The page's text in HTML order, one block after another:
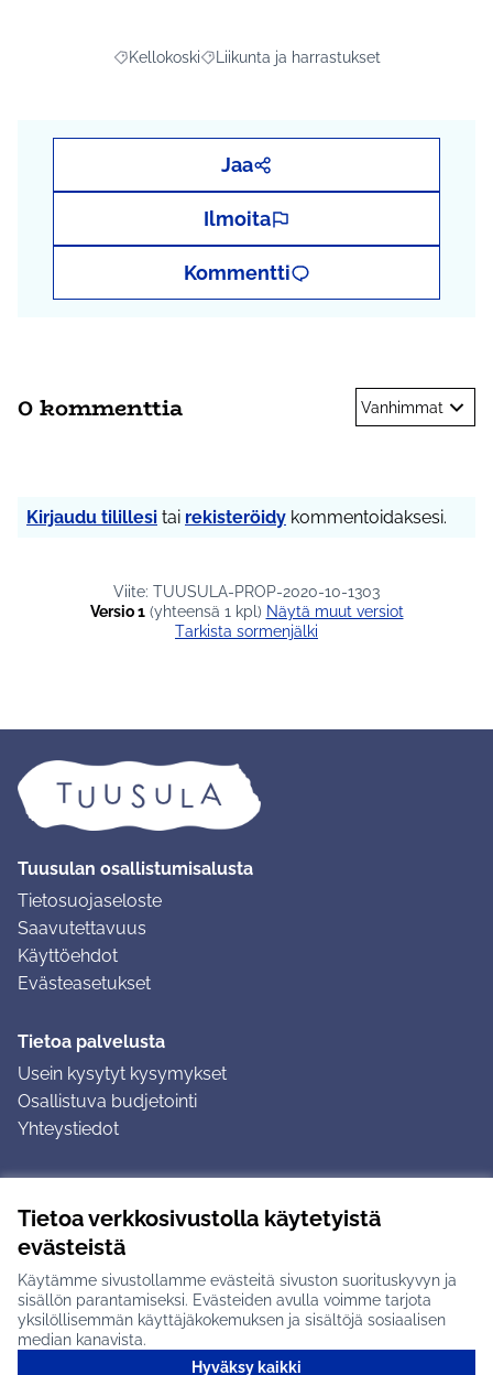
Tietoa verkkosivustolla käytetyistä
evästeistä
Käytämme sivustollamme evästeitä sivuston suorituskyvyn ja
sisällön parantamiseksi. Evästeiden avulla voimme tarjota
yksilöllisemmän käyttäjäkokemuksen ja sisältöjä sosiaalisen
median kanavista.
Hyväksy kaikki
Rajaa tulokset aihepiirin mukaan: Kellokoski
KellokoskiRajaa tulokset teeman mukaan: Liikunta
Liikunta ja harrastukset
Jaa
Ilmoita
Kommentti
0 kommenttia Vanhimmat
Kirjaudu tilillesi tai rekisteröidy kommentoidaksesi.
Viite: TUUSULA-PROP-2020-10-1303
Versio 1(yhteensä 1 kpl)
näytä muut versiot
Tarkista sormenjälki
Tuusulan osallistumisalusta
Tietosuojaseloste
Saavutettavuus
Käyttöehdot
Evästeasetukset
Tietoa palvelusta
Usein kysytyt kysymykset
Osallistuva budjetointi
Yhteystiedot
Ohjeet kirjautumiseen
Ohjeet kommentin jättämiseen